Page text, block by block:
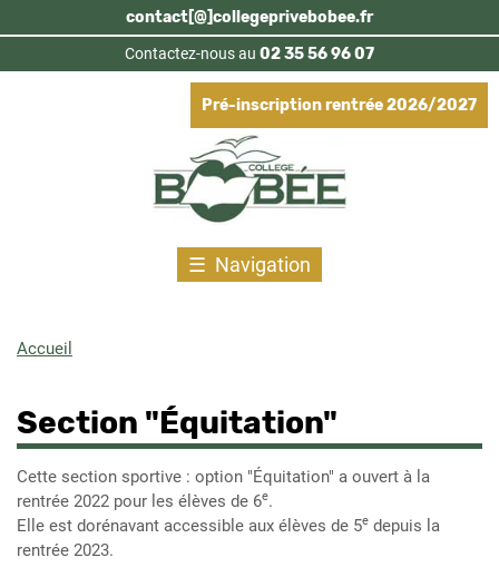
Aller
au
contenu
principal
contact[@]collegeprivebobee.fr
Contactez-nous au 02 35 56 96 07
Pré-inscription rentrée 2026/2027
Navigation
Accueil
Section "Équitation"
Cette section sportive : option "Équitation" a ouvert à la
rentrée 2022 pour les élèves de 6e.
Elle est dorénavant accessible aux élèves de 5e depuis la
rentrée 2023.